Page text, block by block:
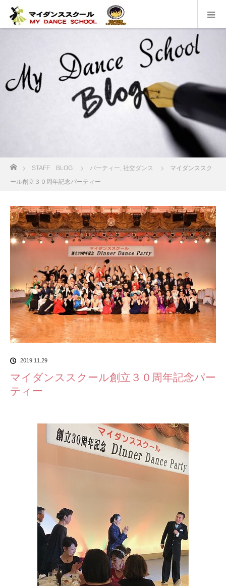
ホーム
STAFF BLOG パーティー, 社交ダンス
マイダンススク
ール創立３０周年記念パーティー
2019.11.29
マイダンススクール創立３０周年記念パー
ティー